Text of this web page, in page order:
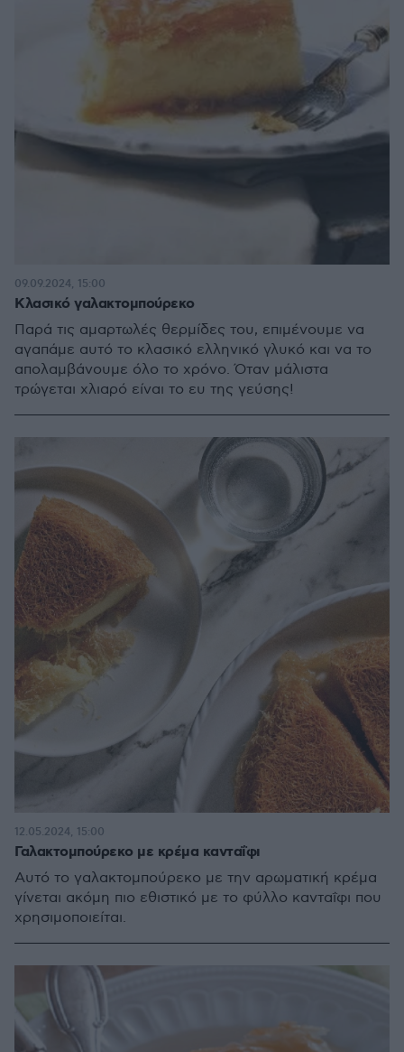
Κλασικό γαλακτομπούρεκο
Παρά τις αμαρτωλές θερμίδες του, επιμένουμε να
αγαπάμε αυτό το κλασικό ελληνικό γλυκό και να το
απολαμβάνουμε όλο το χρόνο. Όταν μάλιστα
τρώγεται χλιαρό είναι το ευ της γεύσης!
09.09.2024, 15:00
Γαλακτομπούρεκο με κρέμα κανταΐφι
Αυτό το γαλακτομπούρεκο με την αρωματική κρέμα
γίνεται ακόμη πιο εθιστικό με το φύλλο κανταΐφι που
χρησιμοποιείται.
12.05.2024, 15:00